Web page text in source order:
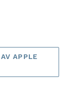
APPLE